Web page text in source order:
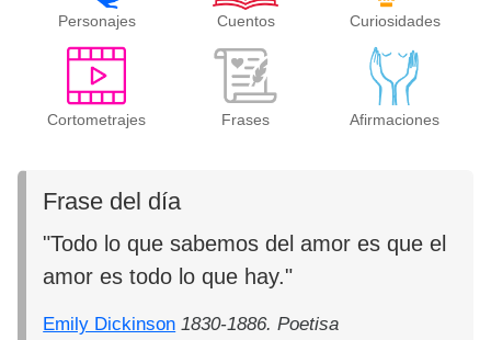
Personajes Cuentos Curiosidades
Cortometrajes Frases Afirmaciones
Frase del día
"Todo lo que sabemos del amor es que el
amor es todo lo que hay."
Emily Dickinson 1830-1886. Poetisa